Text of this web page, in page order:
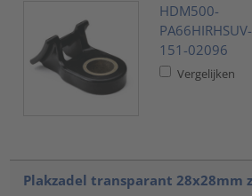
HDM500-
151-02096
Vergelijken
Plakzadel transparant 28x28mm